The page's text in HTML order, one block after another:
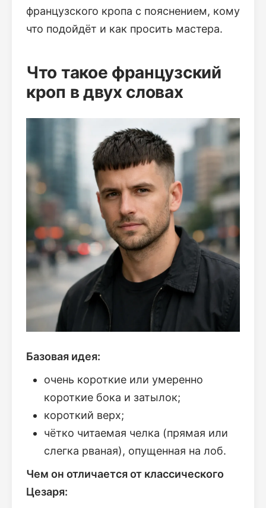
французского кропа с пояснением, кому
что подойдёт и как просить мастера.
Что такое французский
кроп в двух словах
Базовая идея:
очень короткие или умеренно
короткие бока и затылок;
короткий верх;
чётко читаемая челка (прямая или
слегка рваная), опущенная на лоб.
Чем он отличается от классического
Цезаря: